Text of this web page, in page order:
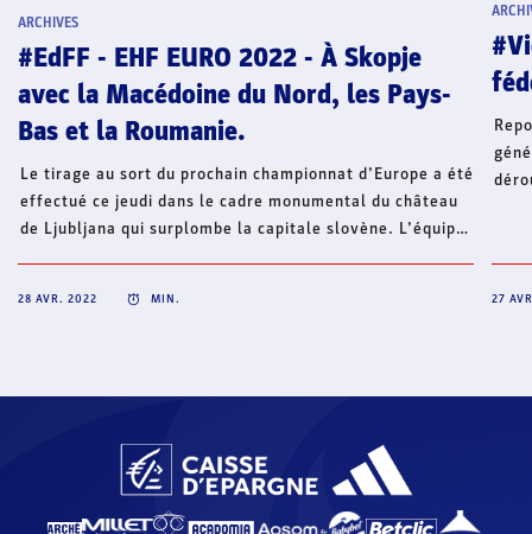
ARCHIVES
#EdFF - EHF EURO 2022 - À Skopje
avec la Macédoine du Nord, les Pays-
Bas et la Roumanie.
Le tirage au sort du prochain championnat d’Europe a été
effectué ce jeudi dans le cadre monumental du château
de Ljubljana qui surplombe la capitale slovène. L’équipe
du Nord, ainsi que les Pays-Bas et la Roumanie.
28 AVR. 2022 MIN. 27